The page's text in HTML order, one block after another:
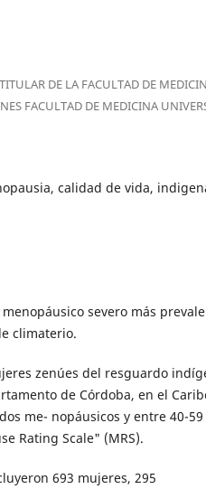
DE LA FACULTAD DE
FACULTAD DE MEDICINA
calidad de vida,
severo más
climaterio.
zenúes del resguardo
de Córdoba, en el
me- nopáusicos y entre 40-
Rating Scale" (MRS).
693 mujeres, 295